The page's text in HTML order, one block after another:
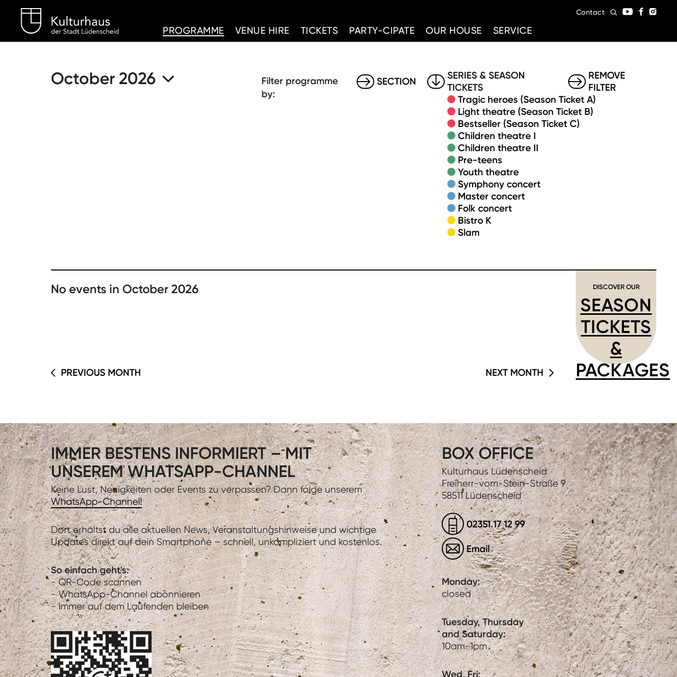
PROGRAMME
VENUE HIRE TICKETS PARTY-CIPATE OUR HOUSE SERVICE
Contact
October 2026
Filter programme
by:
SECTION
SERIES & SEASON
TICKETS
Tragic heroes (Season Ticket A)
Light theatre (Season Ticket B)
Bestseller (Season Ticket C)
Children theatre I
Children theatre II
Pre-teens
Youth theatre
Symphony concert
Master concert
Folk concert
Bistro K
Slam
REMOVE
FILTER
No events in October 2026 DISCOVER OUR
SEASON
TICKETS
&
PACKAGES
PREVIOUS MONTH NEXT MONTH
IMMER BESTENS INFORMIERT – MIT
UNSEREM WHATSAPP-CHANNEL
Keine Lust, Neuigkeiten oder Events zu verpassen? Dann folge unserem
WhatsApp-Channel!
Dort erhältst du alle aktuellen News, Veranstaltungshinweise und wichtige
Updates direkt auf dein Smartphone – schnell, unkompliziert und kostenlos.
So einfach geht's:
- QR-Code scannen
- WhatsApp-Channel abonnieren
- Immer auf dem Laufenden bleiben
BOX OFFICE
Kulturhaus Lüdenscheid
Freiherr-vom-Stein-Straße 9
58511 Lüdenscheid
02351.17 12 99
Email
Monday:
closed
Tuesday, Thursday
and Saturday:
10am-1pm
Wed, Fri: